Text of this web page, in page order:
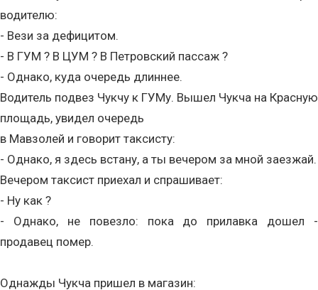
водителю:
- Вези за дефицитом.
- В ГУМ ? В ЦУМ ? В Петровский пассаж ?
- Однако, куда очередь длиннее.
Водитель подвез Чукчу к ГУМу. Вышел Чукча на Красную
площадь, увидел очередь
в Мавзолей и говорит таксисту:
- Однако, я здесь встану, а ты вечером за мной заезжай.
Вечером таксист приехал и спрашивает:
- Ну как ?
- Однако, не повезло: пока до прилавка дошел -
продавец помер.
Однажды Чукча пришел в магазин: